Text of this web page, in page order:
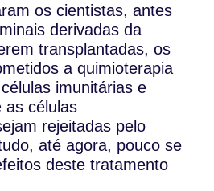
os cientistas, antes
derivadas da
transplantadas, os
a quimioterapia
imunitárias e
as células
rejeitadas pelo
até agora, pouco se
deste tratamento